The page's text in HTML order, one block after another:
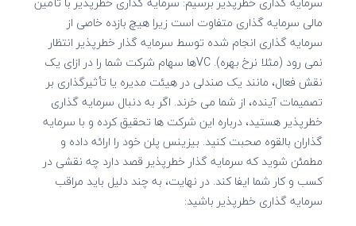
مالی سرمایه گذاری متفاوت است زیرا هیچ بازده خاصی از
سرمایه گذاری انجام شده توسط سرمایه گذار خطرپذیر انتظار
نمی رود (مثلا نرخ بهره). VCها سهام شرکت شما را در ازای یک
نقش فعال، مانند یک صندلی در هیئت مدیره یا تأثیرگذاری بر
تصمیمات آینده، از شما می خرند. اگر به دنبال سرمایه گذاری
خطرپذیر هستید، درباره این شرکت ها تحقیق کرده و با سرمایه
گذاران بالقوه صحبت کنید. بیزینس پلن خود را ارائه داده و
مطمئن شوید که سرمایه گذار خطرپذیر قصد دارد چه نقشی در
کسب و کار شما ایفا کند. در نهایت، به چند دلیل باید مراقب
سرمایه گذاری خطرپذیر باشید: